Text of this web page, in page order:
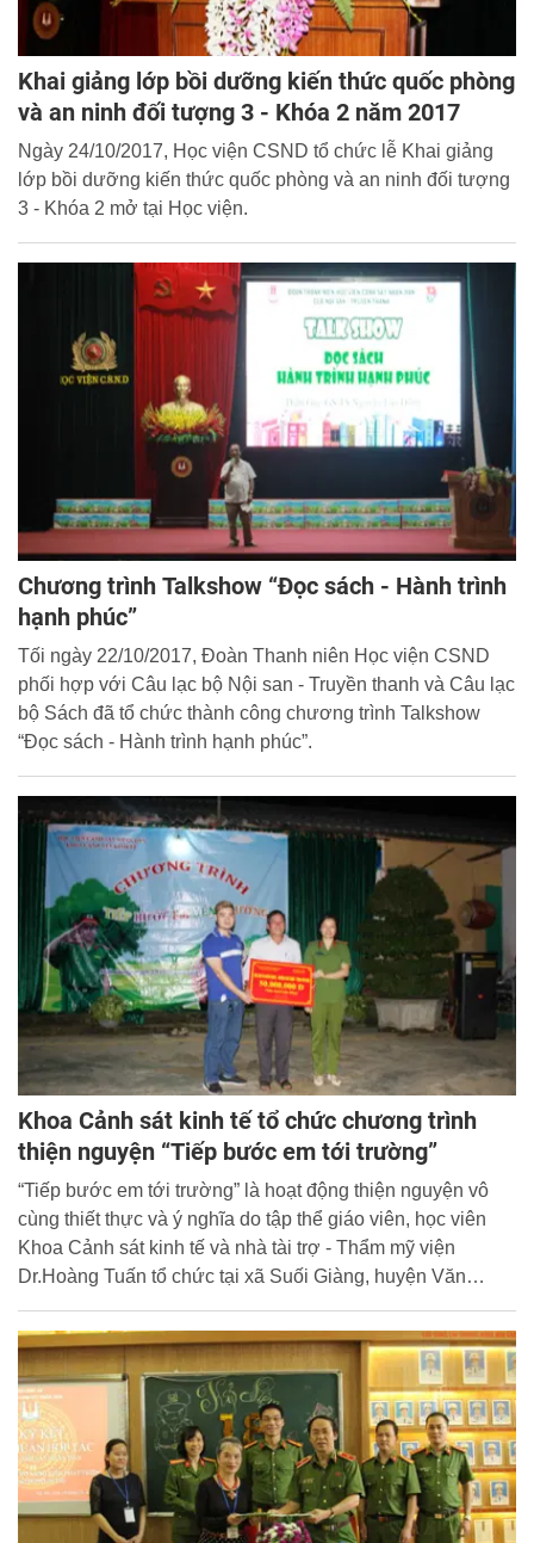
Khai giảng lớp bồi dưỡng kiến thức quốc phòng
và an ninh đối tượng 3 - Khóa 2 năm 2017
Ngày 24/10/2017, Học viện CSND tổ chức lễ Khai giảng
lớp bồi dưỡng kiến thức quốc phòng và an ninh đối tượng
3 - Khóa 2 mở tại Học viện.
Chương trình Talkshow “Đọc sách - Hành trình
hạnh phúc”
Tối ngày 22/10/2017, Đoàn Thanh niên Học viện CSND
phối hợp với Câu lạc bộ Nội san - Truyền thanh và Câu lạc
bộ Sách đã tổ chức thành công chương trình Talkshow
“Đọc sách - Hành trình hạnh phúc”.
Khoa Cảnh sát kinh tế tổ chức chương trình
thiện nguyện “Tiếp bước em tới trường”
“Tiếp bước em tới trường” là hoạt động thiện nguyện vô
cùng thiết thực và ý nghĩa do tập thể giáo viên, học viên
Khoa Cảnh sát kinh tế và nhà tài trợ - Thẩm mỹ viện
Dr.Hoàng Tuấn tổ chức tại xã Suối Giàng, huyện Văn